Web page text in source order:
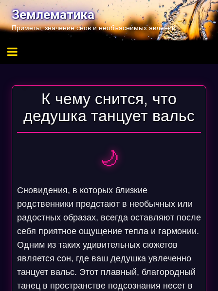
Перейти
содержимому
Землематика
Приметы, значение снов и необъяснимых явлений
К чему снится, что
дедушка танцует вальс
🌙
Сновидения, в которых близкие
родственники предстают в необычных или
радостных образах, всегда оставляют после
себя приятное ощущение тепла и гармонии.
Одним из таких удивительных сюжетов
является сон, где ваш дедушка увлеченно
танцует вальс. Этот плавный, благородный
танец в пространстве подсознания несет в